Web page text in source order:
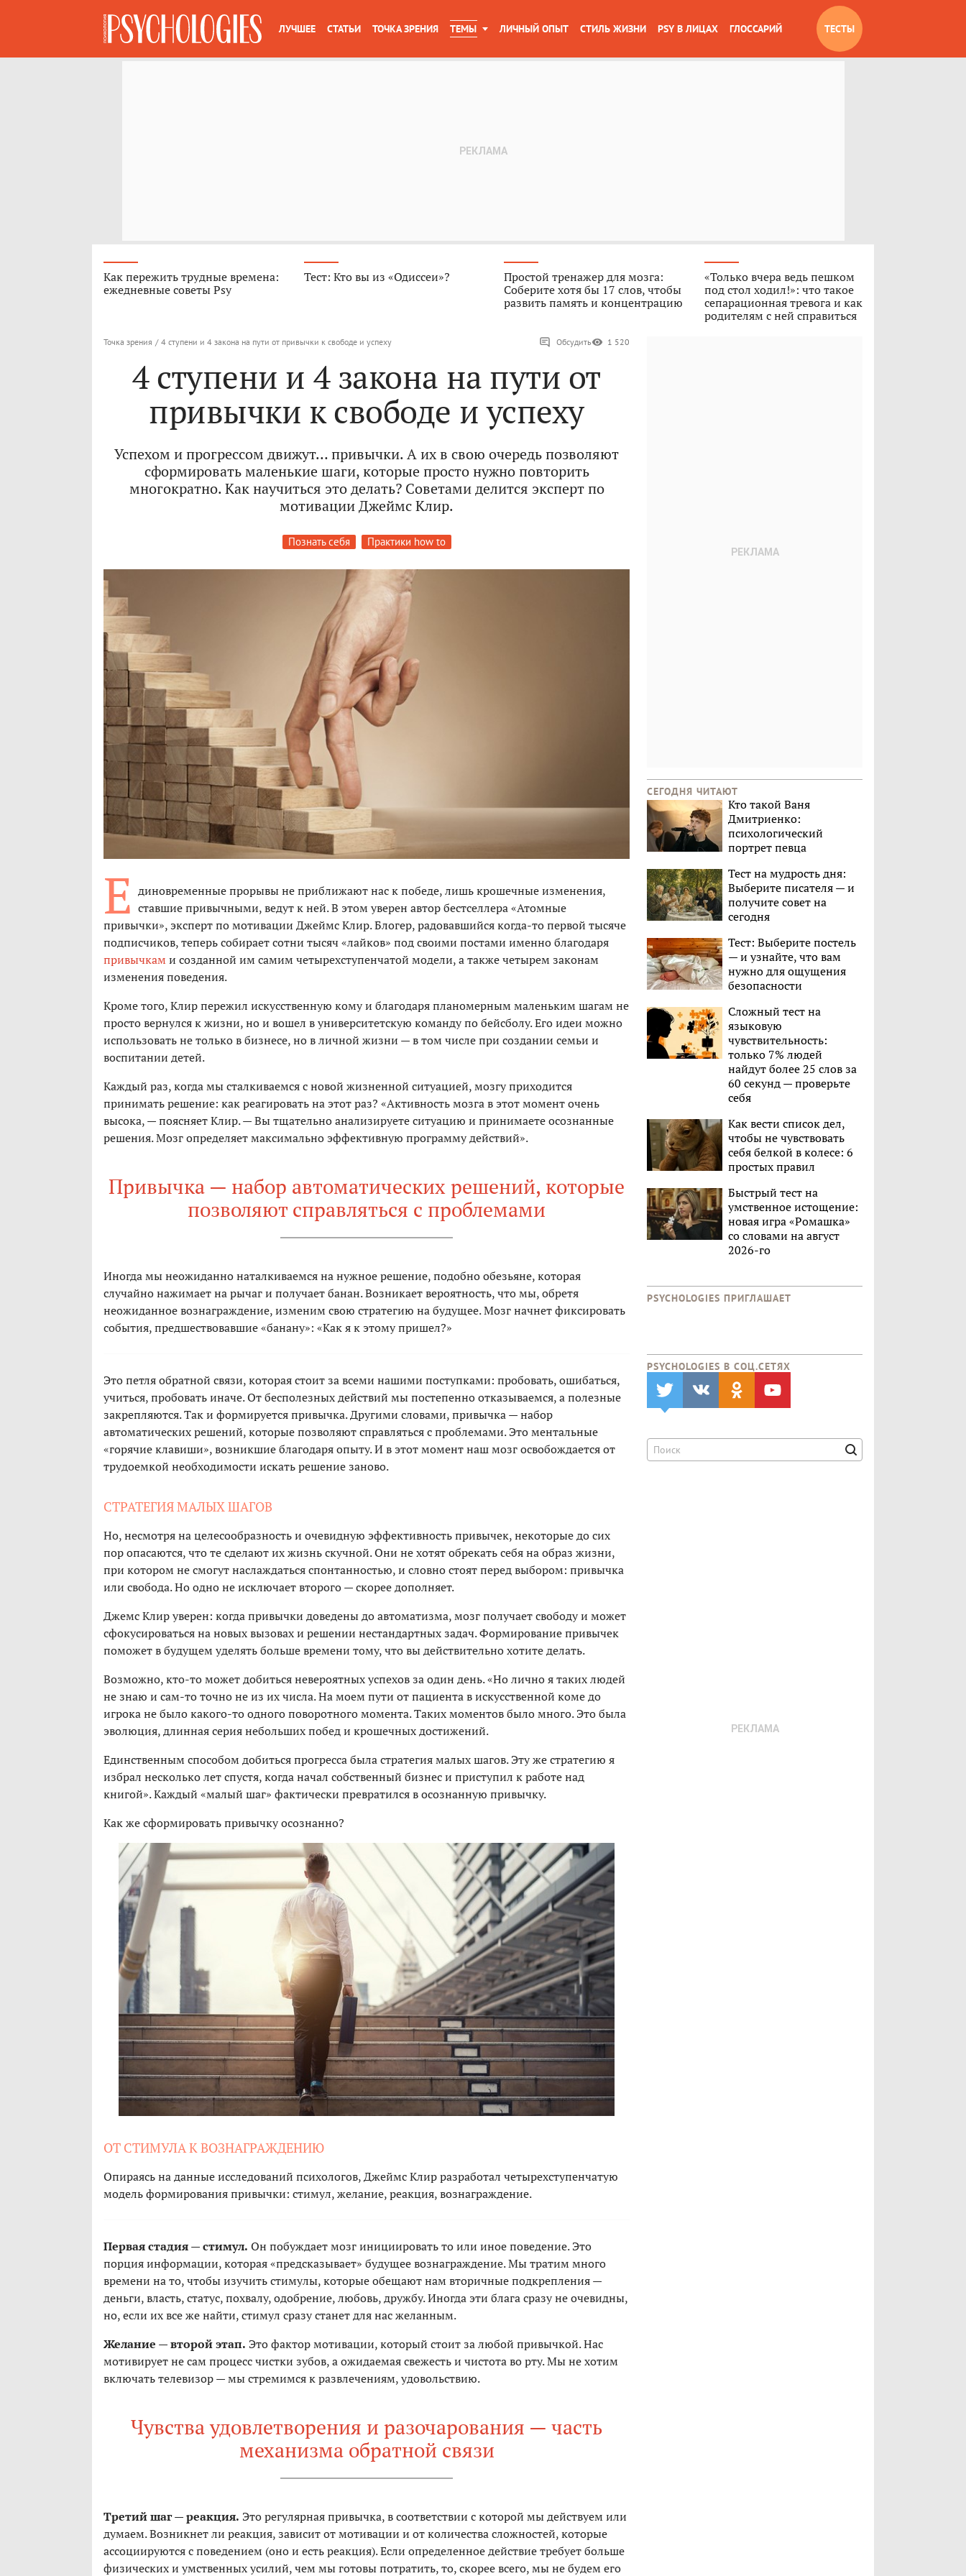
ЛУЧШЕЕ СТАТЬИ ТОЧКА ЗРЕНИЯ ТЕМЫ ЛИЧНЫЙ ОПЫТ СТИЛЬ ЖИЗНИ PSY В ЛИЦАХ ГЛОССАРИЙ ТЕСТЫ
Как пережить трудные времена:
ежедневные советы Psy
Тест: Кто вы из «Одиссеи»?
Простой тренажер для мозга:
Соберите хотя бы 17 слов, чтобы
развить память и концентрацию
«Только вчера ведь пешком
под стол ходил!»: что такое
сепарационная тревога и как
родителям с ней справиться
Точка зрения / 4 ступени и 4 закона на пути от привычки к свободе и успеху Обсудить 1 520
4 ступени и 4 закона на пути от
привычки к свободе и успеху
Успехом и прогрессом движут… привычки. А их в свою очередь позволяют
сформировать маленькие шаги, которые просто нужно повторить
многократно. Как научиться это делать? Советами делится эксперт по
мотивации Джеймс Клир.
Познать себя Практики how to
Е диновременные прорывы не приближают нас к победе, лишь крошечные изменения,
ставшие привычными, ведут к ней. В этом уверен автор бестселлера «Атомные
привычки», эксперт по мотивации Джеймс Клир. Блогер, радовавшийся когда-то первой тысяче
подписчиков, теперь собирает сотни тысяч «лайков» под своими постами именно благодаря
привычкам и созданной им самим четырехступенчатой модели, а также четырем законам
изменения поведения.
Кроме того, Клир пережил искусственную кому и благодаря планомерным маленьким шагам не
просто вернулся к жизни, но и вошел в университетскую команду по бейсболу. Его идеи можно
использовать не только в бизнесе, но в личной жизни — в том числе при создании семьи и
воспитании детей.
Каждый раз, когда мы сталкиваемся с новой жизненной ситуацией, мозгу приходится
принимать решение: как реагировать на этот раз? «Активность мозга в этот момент очень
высока, — поясняет Клир. — Вы тщательно анализируете ситуацию и принимаете осознанные
решения. Мозг определяет максимально эффективную программу действий».
Привычка — набор автоматических решений, которые
позволяют справляться с проблемами
Иногда мы неожиданно наталкиваемся на нужное решение, подобно обезьяне, которая
случайно нажимает на рычаг и получает банан. Возникает вероятность, что мы, обретя
неожиданное вознаграждение, изменим свою стратегию на будущее. Мозг начнет фиксировать
события, предшествовавшие «банану»: «Как я к этому пришел?»
Это петля обратной связи, которая стоит за всеми нашими поступками: пробовать, ошибаться,
учиться, пробовать иначе. От бесполезных действий мы постепенно отказываемся, а полезные
закрепляются. Так и формируется привычка. Другими словами, привычка — набор
автоматических решений, которые позволяют справляться с проблемами. Это ментальные
«горячие клавиши», возникшие благодаря опыту. И в этот момент наш мозг освобождается от
трудоемкой необходимости искать решение заново.
СТРАТЕГИЯ МАЛЫХ ШАГОВ
Но, несмотря на целесообразность и очевидную эффективность привычек, некоторые до сих
пор опасаются, что те сделают их жизнь скучной. Они не хотят обрекать себя на образ жизни,
при котором не смогут наслаждаться спонтанностью, и словно стоят перед выбором: привычка
или свобода. Но одно не исключает второго — скорее дополняет.
Джемс Клир уверен: когда привычки доведены до автоматизма, мозг получает свободу и может
сфокусироваться на новых вызовах и решении нестандартных задач. Формирование привычек
поможет в будущем уделять больше времени тому, что вы действительно хотите делать.
Возможно, кто-то может добиться невероятных успехов за один день. «Но лично я таких людей
не знаю и сам-то точно не из их числа. На моем пути от пациента в искусственной коме до
игрока не было какого-то одного поворотного момента. Таких моментов было много. Это была
эволюция, длинная серия небольших побед и крошечных достижений.
Единственным способом добиться прогресса была стратегия малых шагов. Эту же стратегию я
избрал несколько лет спустя, когда начал собственный бизнес и приступил к работе над
книгой». Каждый «малый шаг» фактически превратился в осознанную привычку.
Как же сформировать привычку осознанно?
ОТ СТИМУЛА К ВОЗНАГРАЖДЕНИЮ
Опираясь на данные исследований психологов, Джеймс Клир разработал четырехступенчатую
модель формирования привычки: стимул, желание, реакция, вознаграждение.
Первая стадия — стимул. Он побуждает мозг инициировать то или иное поведение. Это
порция информации, которая «предсказывает» будущее вознаграждение. Мы тратим много
времени на то, чтобы изучить стимулы, которые обещают нам вторичные подкрепления —
деньги, власть, статус, похвалу, одобрение, любовь, дружбу. Иногда эти блага сразу не очевидны,
но, если их все же найти, стимул сразу станет для нас желанным.
Желание — второй этап. Это фактор мотивации, который стоит за любой привычкой. Нас
мотивирует не сам процесс чистки зубов, а ожидаемая свежесть и чистота во рту. Мы не хотим
включать телевизор — мы стремимся к развлечениям, удовольствию.
Чувства удовлетворения и разочарования — часть
механизма обратной связи
Третий шаг — реакция. Это регулярная привычка, в соответствии с которой мы действуем или
думаем. Возникнет ли реакция, зависит от мотивации и от количества сложностей, которые
ассоциируются с поведением (оно и есть реакция). Если определенное действие требует больше
физических и умственных усилий, чем мы готовы потратить, то, скорее всего, мы не будем его
СЕГОДНЯ ЧИТАЮТ
Кто такой Ваня
Дмитриенко:
психологический
портрет певца
Тест на мудрость дня:
Выберите писателя — и
получите совет на
сегодня
Тест: Выберите постель
— и узнайте, что вам
нужно для ощущения
безопасности
Сложный тест на
языковую
чувствительность:
только 7% людей
найдут более 25 слов за
60 секунд — проверьте
себя
Как вести список дел,
чтобы не чувствовать
себя белкой в колесе: 6
простых правил
Быстрый тест на
умственное истощение:
новая игра «Ромашка»
со словами на август
2026-го
PSYCHOLOGIES ПРИГЛАШАЕТ
PSYCHOLOGIES В CОЦ.СЕТЯХ